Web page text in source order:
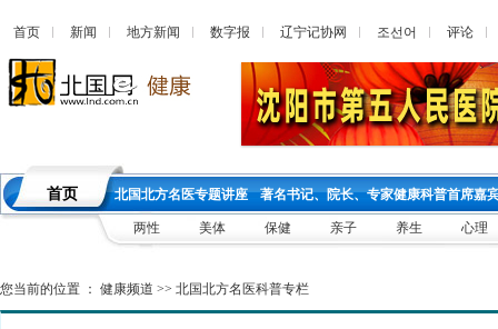
首页 新闻 地方新闻 数字报 辽宁记协网 조선어 评论
首页 北国北方名医专题讲座 著名书记、院长、专家健康科普首席嘉
两性 美体 保健 亲子 养生 心理
您当前的位置 ： 健康频道 >> 北国北方名医科普专栏